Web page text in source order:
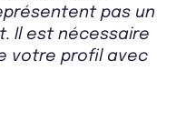
pas un
Il est nécessaire
votre profil avec